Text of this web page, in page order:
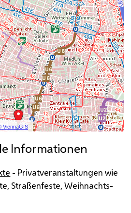
Informationen
- Privatveranstaltungen wie
Straßenfeste, Weihnachts-